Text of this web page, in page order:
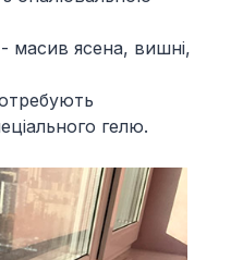
масив ясена, вишні,
гелю.